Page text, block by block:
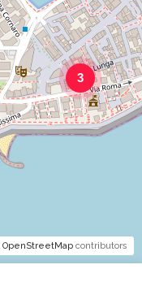
3
OpenStreetMap contributors